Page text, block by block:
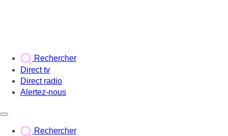
Rechercher
Direct tv
Direct radio
Alertez-nous
Rechercher